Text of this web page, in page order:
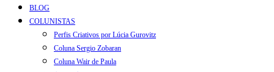
BLOG
COLUNISTAS
Perfis Criativos por Lúcia Gurovitz
Coluna Sergio Zobaran
Coluna Wair de Paula